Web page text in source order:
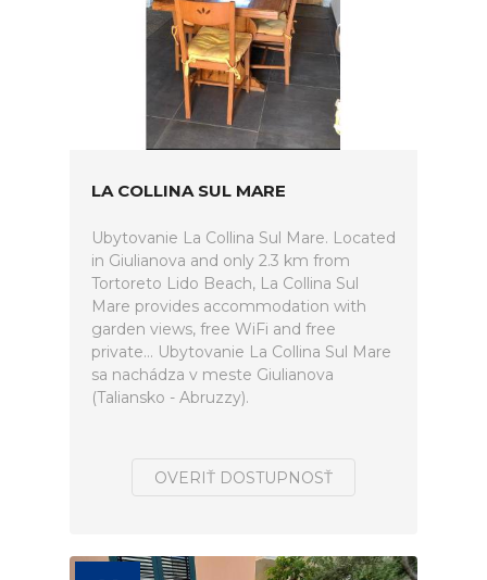
LA COLLINA SUL MARE
Ubytovanie La Collina Sul Mare. Located
in Giulianova and only 2.3 km from
Tortoreto Lido Beach, La Collina Sul
Mare provides accommodation with
garden views, free WiFi and free
private... Ubytovanie La Collina Sul Mare
sa nachádza v meste Giulianova
(Taliansko - Abruzzy).
OVERIŤ DOSTUPNOSŤ